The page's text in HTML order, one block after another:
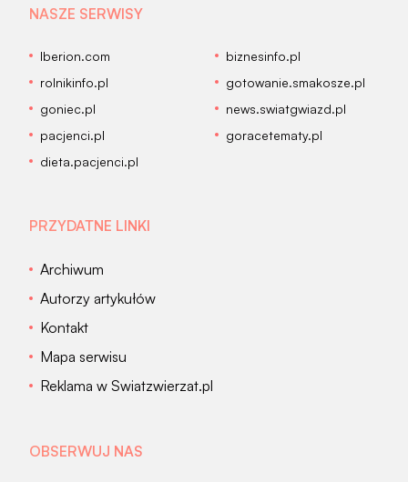
NASZE SERWISY
Iberion.com
biznesinfo.pl
rolnikinfo.pl
gotowanie.smakosze.pl
goniec.pl
news.swiatgwiazd.pl
pacjenci.pl
goracetematy.pl
dieta.pacjenci.pl
PRZYDATNE LINKI
Archiwum
Autorzy artykułów
Kontakt
Mapa serwisu
Reklama w Swiatzwierzat.pl
OBSERWUJ NAS